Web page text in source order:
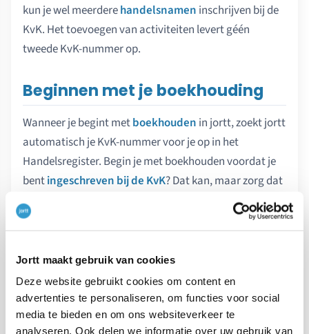
Jortt maakt gebruik van cookies
Deze website gebruikt cookies om content en
advertenties te personaliseren, om functies voor social
media te bieden en om ons websiteverkeer te
analyseren. Ook delen we informatie over uw gebruik van
kun je wel meerderehandelsnamen inschrijven bij de
KvK. Het toevoegen van activiteiten levert géén
tweede KvK-nummer op.
Beginnen met je boekhouding
Wanneer je begint metboekhouden in jortt, zoekt jortt
automatisch je KvK-nummer voor je op in het
Handelsregister. Begin je met boekhouden voordat je
bentingeschreven bij de KvK? Dat kan, maar zorg dat
je vóór het versturen van je eerste factuur wel bent
ingeschreven. Ben je
? Dan heb je een KvK-
aan het werk gaat.